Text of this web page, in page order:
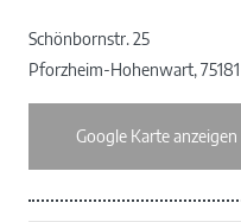
Schönbornstr. 25
Pforzheim-Hohenwart,75181
Google Karte anzeigen